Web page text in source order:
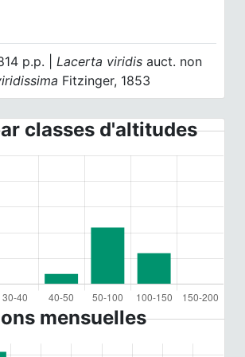
p.p. |Lacerta viridis auct. non
Fitzinger, 1853
classes d'altitudes
mensuelles